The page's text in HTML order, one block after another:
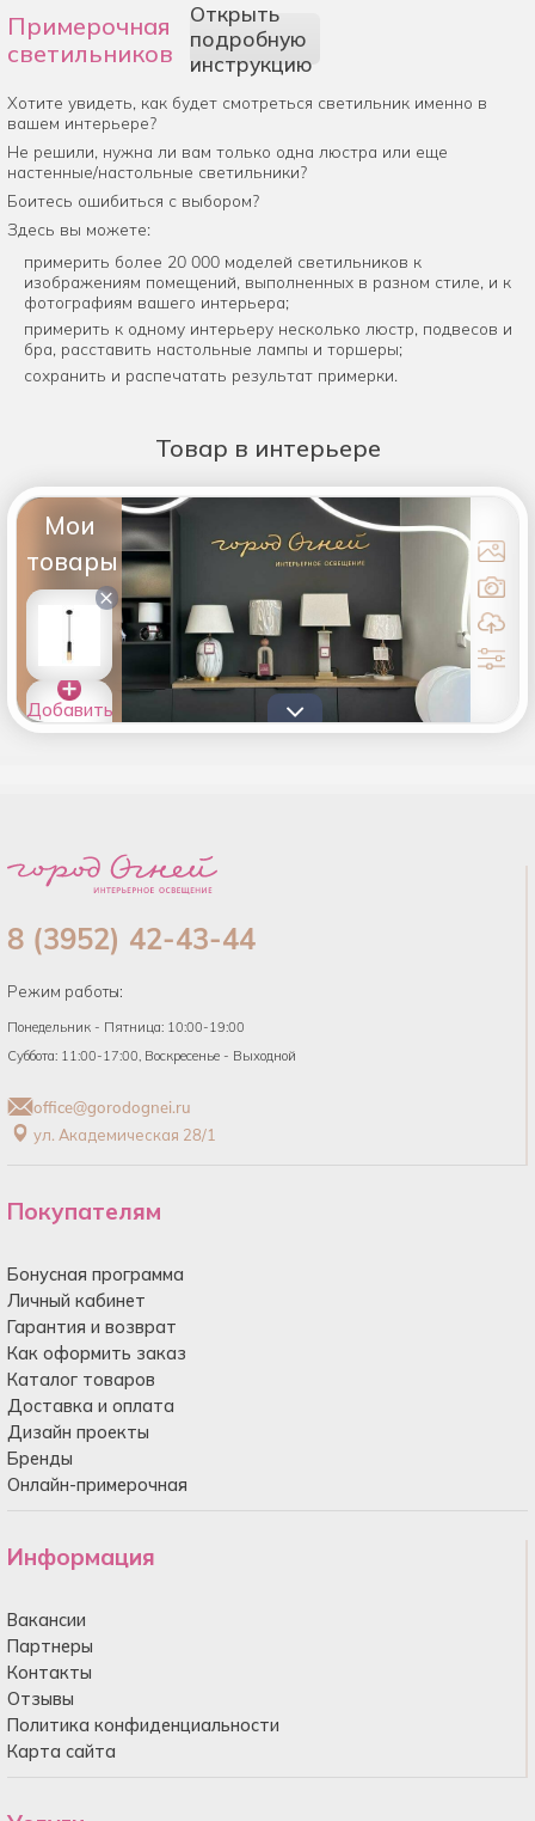
Примерочная
светильников
Открыть
подробную
инструкцию
Хотите увидеть, как будет смотреться светильник именно в
вашем интерьере?
Не решили, нужна ли вам только одна люстра или еще
настенные/настольные светильники?
Боитесь ошибиться с выбором?
Здесь вы можете:
примерить более 20 000 моделей светильников к
изображениям помещений, выполненных в разном стиле, и к
фотографиям вашего интерьера;
примерить к одному интерьеру несколько люстр, подвесов и
бра, расставить настольные лампы и торшеры;
сохранить и распечатать результат примерки.
Товар в интерьере
Мои
товары
×
Добавить
товары в
8 (3952) 42-43-44
Режим работы:
Понедельник - Пятница: 10:00-19:00
Суббота: 11:00-17:00, Воскресенье - Выходной
office@gorodognei.ru
ул. Академическая 28/1
Покупателям
Бонусная программа
Личный кабинет
Гарантия и возврат
Как оформить заказ
Каталог товаров
Доставка и оплата
Дизайн проекты
Бренды
Онлайн-примерочная
Информация
Вакансии
Партнеры
Контакты
Отзывы
Политика конфиденциальности
Карта сайта